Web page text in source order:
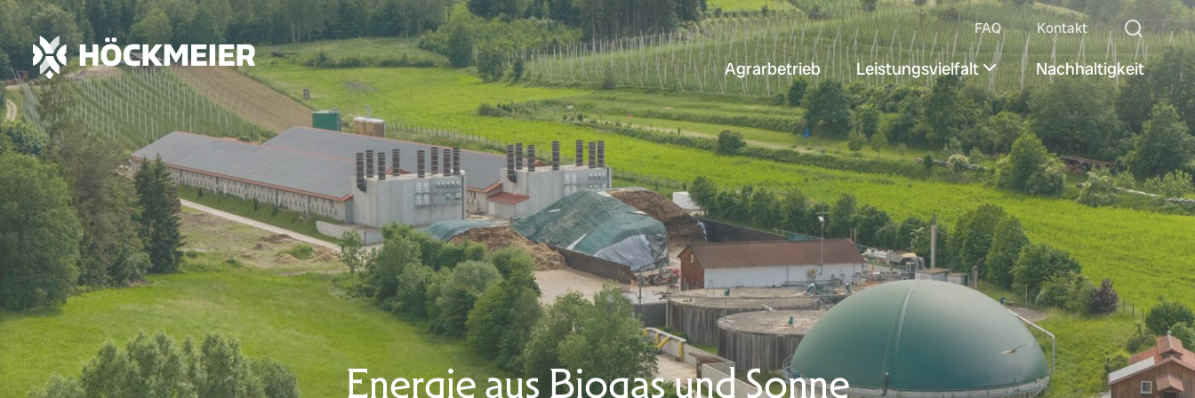
Navigation
überspringen
FAQ Kontakt
Navigation
überspringen
Agrarbetrieb Leistungsvielfalt
Leistungsvielfalt
Mit Herz und Leidenschaft für Natur, Tier und Zukunft.
Landwirtschaft
Hähnchenhaltung
Energieerzeugung
Nachhaltigkeit
Energie aus Biogas und Sonne